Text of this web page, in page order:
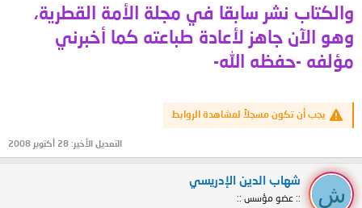
والكتاب نشر سابقا في مجلة الأمة القطرية،
وهو الآن جاهز لأعادة طباعته كما أخبرني
مؤلفه -حفظه الله-
يجب أن تكون مسجلاً لمشاهدة الروابط
التعديل الأخير: 28 أكتوبر 2008
ش
شهاب الدين الإدريسي
:: عضو مؤسس ::